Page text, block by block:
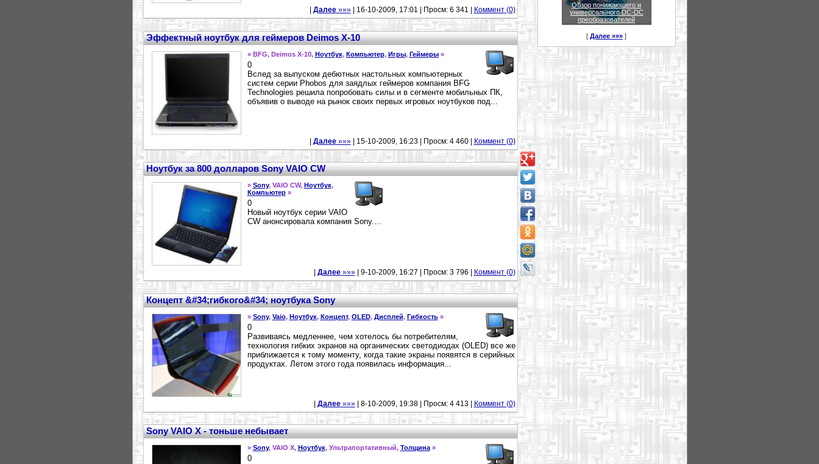
Далее»»»| 16-10-2009, 17:01 | Просм: 6 341 | Коммент (0)
Эффектный ноутбук для геймеров Deimos X-10
» BFG, Deimos X-10, Ноутбук, Компьютер, Игры, Геймеры»
0
Вслед за выпуском дебютных настольных компьютерных
систем серии Phobos для заядлых геймеров компания BFG
Technologies решила попробовать силы и в сегменте мобильных ПК,
объявив о выводе на рынок своих первых игровых ноутбуков под...
Далее»»»| 15-10-2009, 16:23 | Просм: 4 460 | Коммент (0)
Ноутбук за 800 долларов Sony VAIO CW
» Sony, VAIO CW, Ноутбук,
Компьютер»
0
Новый ноутбук серии VAIO
CW анонсировала компания Sony....
Далее»»»| 9-10-2009, 16:27 | Просм: 3 796 | Коммент (0)
Концепт &#34;гибкого&#34; ноутбука Sony
» Sony, Vaio, Ноутбук, Концепт, OLED, Дисплей, Гибкость»
0
Развиваясь медленнее, чем хотелось бы потребителям,
технология гибких экранов на органических светодиодах (OLED) все же
приближается к тому моменту, когда такие экраны появятся в серийных
продуктах. Летом этого года появилась информация...
Далее»»»| 8-10-2009, 19:38 | Просм: 4 413 | Коммент (0)
Sony VAIO X - тоньше небывает
» Sony, VAIO X, Ноутбук, Ультрапортативный, Толщина»
0
Обзор понижающего и
универсального DC-DC
преобразователей
[ Далее »»» ]